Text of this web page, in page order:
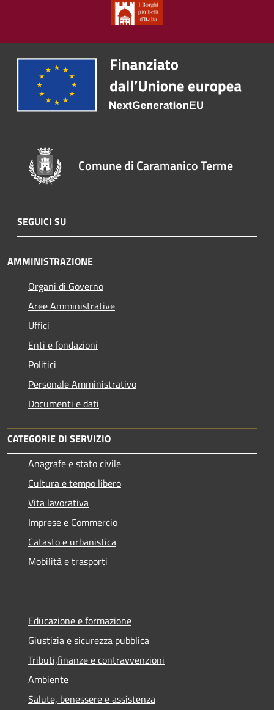
Comune di Caramanico Terme
SEGUICI SU
AMMINISTRAZIONE
Organi di Governo
Aree Amministrative
Uffici
Enti e fondazioni
Politici
Personale Amministrativo
Documenti e dati
CATEGORIE DI SERVIZIO
Anagrafe e stato civile
Cultura e tempo libero
Vita lavorativa
Imprese e Commercio
Catasto e urbanistica
Mobilità e trasporti
Educazione e formazione
Giustizia e sicurezza pubblica
Tributi,finanze e contravvenzioni
Ambiente
Salute, benessere e assistenza